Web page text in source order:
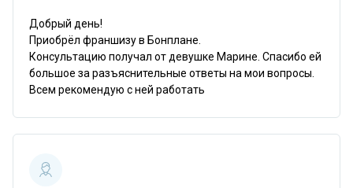
Добрый день!
Приобрёл франшизу в Бонплане.
Консультацию получал от девушке Марине. Спасибо ей
большое за разъяснительные ответы на мои вопросы.
Всем рекомендую с ней работать